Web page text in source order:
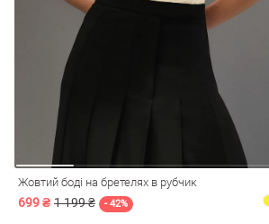
Жовтий боді на бретелях в рубчик
699 ₴ 1 199 ₴ - 42%